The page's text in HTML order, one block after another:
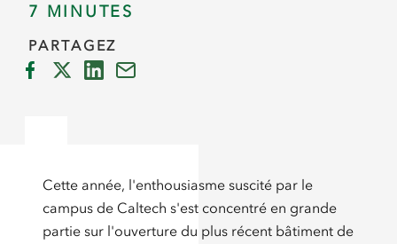
7 MINUTES
PARTAGEZ
Cette année, l'enthousiasme suscité par le
campus de Caltech s'est concentré en grande
partie sur l'ouverture du plus récent bâtiment de